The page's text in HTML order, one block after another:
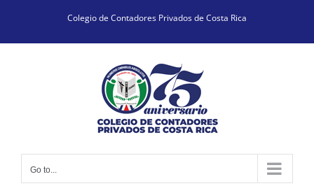
content
Colegio de Contadores Privados de Costa Rica
Go to...